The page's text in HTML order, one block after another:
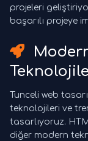
projeleri
başarılı projeye
Tunceli web
teknolojileri ve
tasarlıyoruz.
diğer modern